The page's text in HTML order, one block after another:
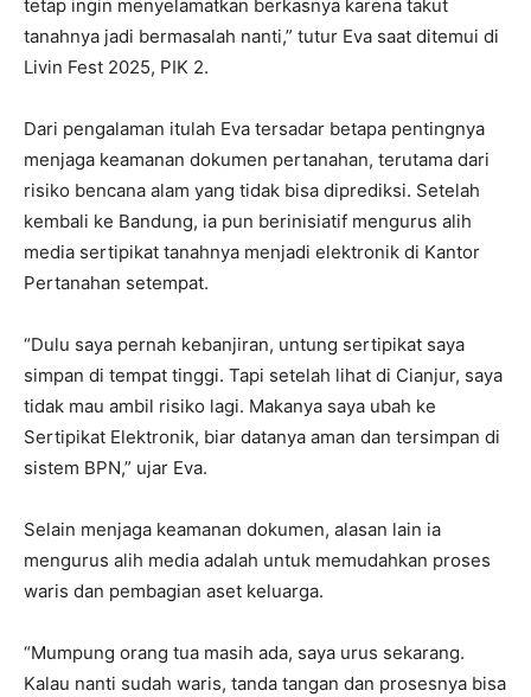
tetap ingin menyelamatkan berkasnya karena takut
tanahnya jadi bermasalah nanti,” tutur Eva saat ditemui di
Livin Fest 2025, PIK 2.
‎Dari pengalaman itulah Eva tersadar betapa pentingnya
menjaga keamanan dokumen pertanahan, terutama dari
risiko bencana alam yang tidak bisa diprediksi. Setelah
kembali ke Bandung, ia pun berinisiatif mengurus alih
media sertipikat tanahnya menjadi elektronik di Kantor
Pertanahan setempat.
‎“Dulu saya pernah kebanjiran, untung sertipikat saya
simpan di tempat tinggi. Tapi setelah lihat di Cianjur, saya
tidak mau ambil risiko lagi. Makanya saya ubah ke
Sertipikat Elektronik, biar datanya aman dan tersimpan di
sistem BPN,” ujar Eva.
‎Selain menjaga keamanan dokumen, alasan lain ia
mengurus alih media adalah untuk memudahkan proses
waris dan pembagian aset keluarga.
“Mumpung orang tua masih ada, saya urus sekarang.
Kalau nanti sudah waris, tanda tangan dan prosesnya bisa